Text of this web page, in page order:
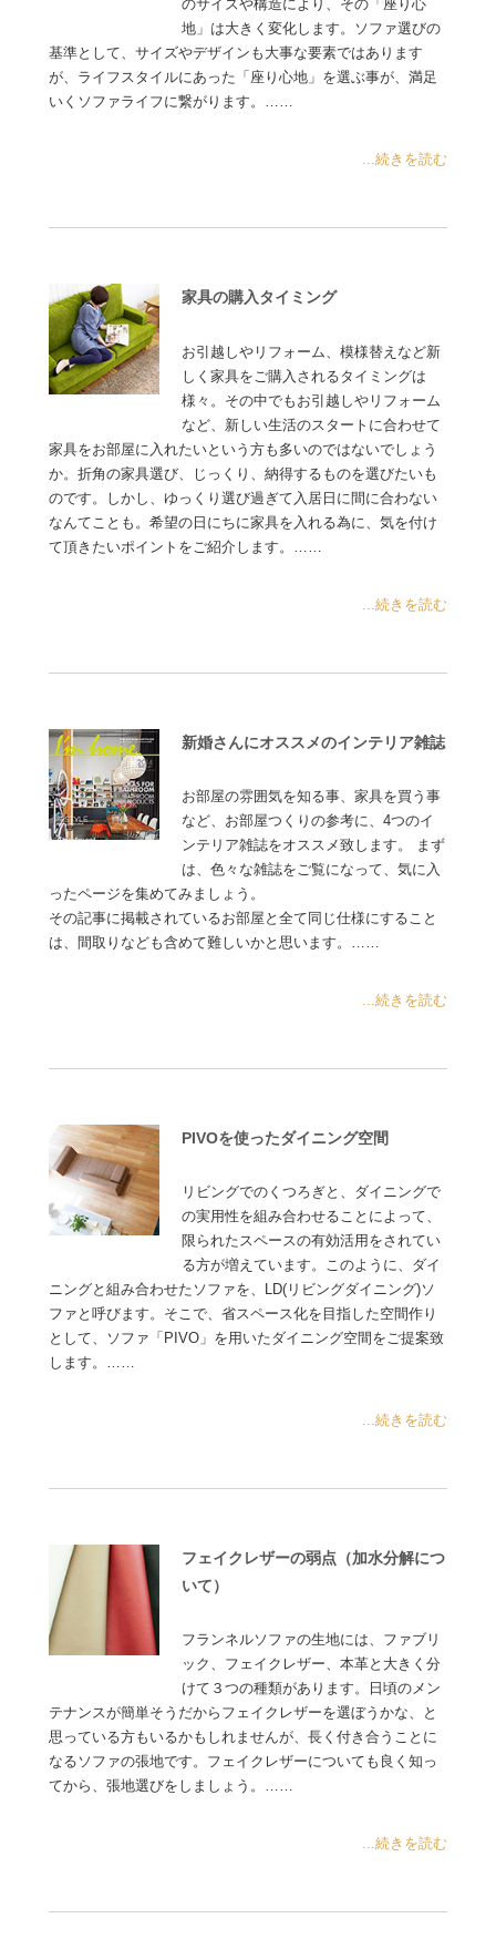
のサイズや構造により、その「座り心
地」は大きく変化します。ソファ選びの
基準として、サイズやデザインも大事な要素ではあります
が、ライフスタイルにあった「座り心地」を選ぶ事が、満足
いくソファライフに繋がります。……
...続きを読む
家具の購入タイミング
お引越しやリフォーム、模様替えなど新
しく家具をご購入されるタイミングは
様々。その中でもお引越しやリフォーム
など、新しい生活のスタートに合わせて
家具をお部屋に入れたいという方も多いのではないでしょう
か。折角の家具選び、じっくり、納得するものを選びたいも
のです。しかし、ゆっくり選び過ぎて入居日に間に合わない
なんてことも。希望の日にちに家具を入れる為に、気を付け
て頂きたいポイントをご紹介します。……
...続きを読む
新婚さんにオススメのインテリア雑誌
お部屋の雰囲気を知る事、家具を買う事
など、お部屋つくりの参考に、4つのイ
ンテリア雑誌をオススメ致します。 まず
は、色々な雑誌をご覧になって、気に入
ったページを集めてみましょう。
その記事に掲載されているお部屋と全て同じ仕様にすること
は、間取りなども含めて難しいかと思います。……
...続きを読む
PIVOを使ったダイニング空間
リビングでのくつろぎと、ダイニングで
の実用性を組み合わせることによって、
限られたスペースの有効活用をされてい
る方が増えています。このように、ダイ
ニングと組み合わせたソファを、LD(リビングダイニング)ソ
ファと呼びます。そこで、省スペース化を目指した空間作り
として、ソファ「PIVO」を用いたダイニング空間をご提案致
します。……
...続きを読む
フェイクレザーの弱点（加水分解につ
いて）
フランネルソファの生地には、ファブリ
ック、フェイクレザー、本革と大きく分
けて３つの種類があります。日頃のメン
テナンスが簡単そうだからフェイクレザーを選ぼうかな、と
思っている方もいるかもしれませんが、長く付き合うことに
なるソファの張地です。フェイクレザーについても良く知っ
てから、張地選びをしましょう。……
...続きを読む